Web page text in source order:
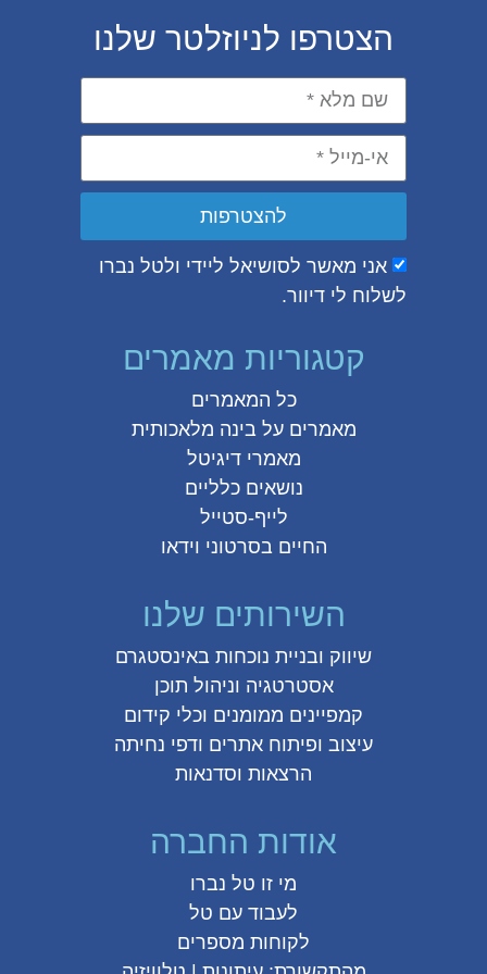
הצטרפו לניוזלטר שלנו
אני מאשר לסושיאל ליידי ולטל נברו
לשלוח לי דיוור.
להצטרפות
קטגוריות מאמרים
כל המאמרים
מאמרים עלבינה מלאכותית
מאמרי דיגיטל
נושאים כלליים
לייף-סטייל
החיים בסרטוני וידאו
השירותים שלנו
שיווק ובניית נוכחות באינסטגרם
אסטרטגיה וניהול תוכן
קמפיינים ממומנים וכלי קידום
עיצוב ופיתוח אתרים ודפי נחיתה
הרצאות וסדנאות
אודות החברה
מי זו טל נברו
לעבוד עם טל
לקוחות מספרים